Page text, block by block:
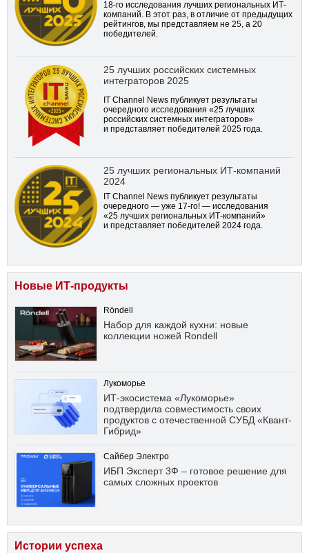
18-го исследования лучших региональных ИТ-
компаний. В этот раз, в отличие от предыдущих
рейтингов, мы представляем не 25, а 20
победителей.
25 лучших российских системных
интеграторов 2025
IT Channel News публикует результаты
очередного исследования «25 лучших
российских системных интеграторов»
и представляет победителей 2025 года.
25 лучших региональных ИТ-компаний
2024
IT Channel News публикует результаты
очередного — уже 17-го! — исследования
«25 лучших региональных ИТ-компаний»
и представляет победителей 2024 года.
Новые ИТ-продукты
Röndell
Набор для каждой кухни: новые
коллекции ножей Rondell
Лукоморье
ИТ-экосистема «Лукоморье»
подтвердила совместимость своих
продуктов с отечественной СУБД «Квант-
Гибрид»
Сайбер Электро
ИБП Эксперт 3Ф – готовое решение для
самых сложных проектов
Истории успеха